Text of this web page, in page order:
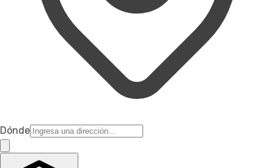
Dónde